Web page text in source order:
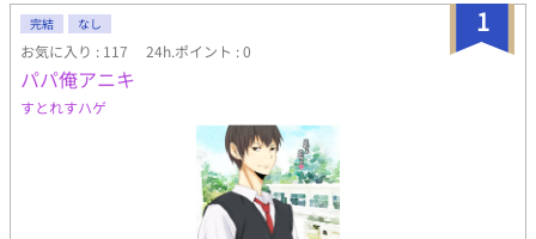
1
完結 なし
お気に入り : 117 24h.ポイント : 0
パパ俺アニキ
すとれすハゲ